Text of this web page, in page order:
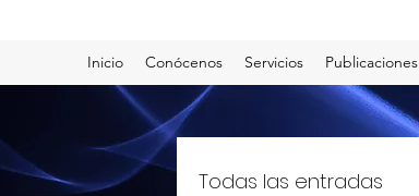
Inicio Conócenos Servicios Publicaciones
Todas las entradas